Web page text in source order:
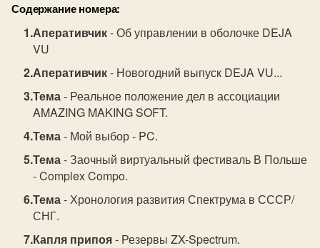
Содержание номера:
Аперативчик- Об управлении в оболочке DEJA
VU
Аперативчик- Новогодний выпуск DEJA VU...
Тема- Реальное положение дел в ассоциации
AMAZING MAKING SOFT.
Тема- Мой выбор - PC.
Тема- Заочный виртуальный фестиваль В Польше
- Complex Compo.
Тема- Хронология развития Спектрума в СССР/
СНГ.
Капля припоя- Резервы ZX-Spectrum.